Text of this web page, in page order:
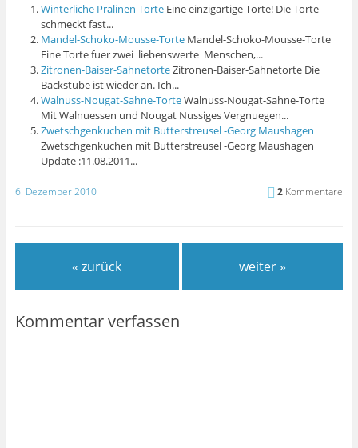
Winterliche Pralinen Torte Eine einzigartige Torte! Die Torte
schmeckt fast...
Mandel-Schoko-Mousse-Torte Mandel-Schoko-Mousse-Torte
Eine Torte fuer zwei liebenswerte Menschen,...
Zitronen-Baiser-SahnetorteZitronen-Baiser-Sahnetorte Die
Backstube ist wieder an. Ich...
Walnuss-Nougat-Sahne-TorteWalnuss-Nougat-Sahne-Torte
Mit Walnuessen und Nougat Nussiges Vergnuegen...
Zwetschgenkuchen mit Butterstreusel -Georg Maushagen
Zwetschgenkuchen mit Butterstreusel -Georg Maushagen
Update :11.08.2011...
6. Dezember 2010 2 Kommentare
« zurück weiter »
Kommentar verfassen